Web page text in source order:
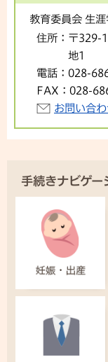
教育委員会 生
住所： 〒329-
地1
電話： 028-
FAX： 028-
お問い合
手続きナビゲー